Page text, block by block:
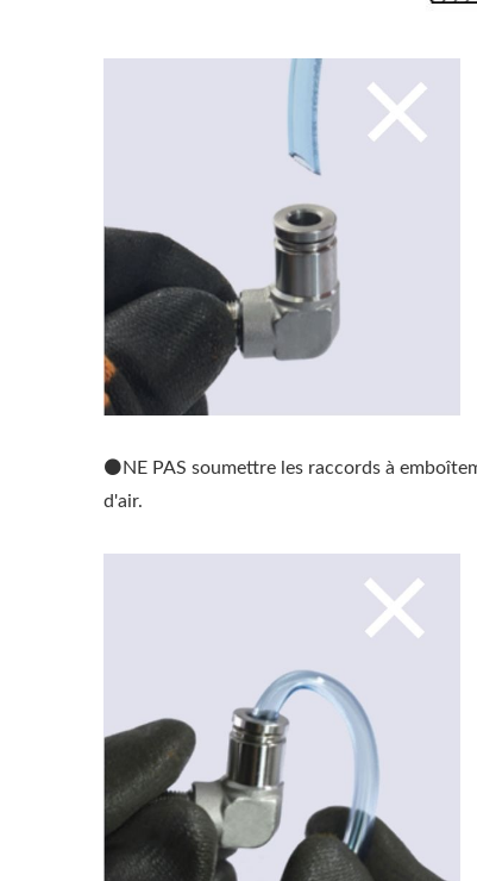
⚫NE PAS soumettre les raccords à
d'air.